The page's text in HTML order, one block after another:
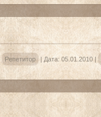
Репетитор | Дата: 05.01.2010 |